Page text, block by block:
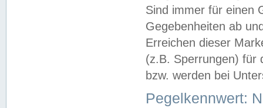
Sind immer für einen
Gegebenheiten ab
Erreichen dieser
(z.B. Sperrungen) für
bzw. werden bei
Pegelkennwert: